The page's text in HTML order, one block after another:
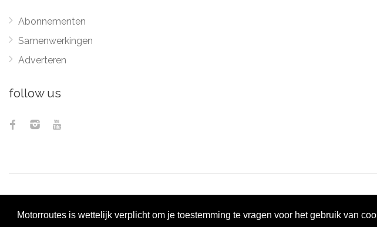
Motorroutes is wettelijk verplicht om je toestemming te vragen voor het gebruik van
Abonnementen
Samenwerkingen
Adverteren
follow us